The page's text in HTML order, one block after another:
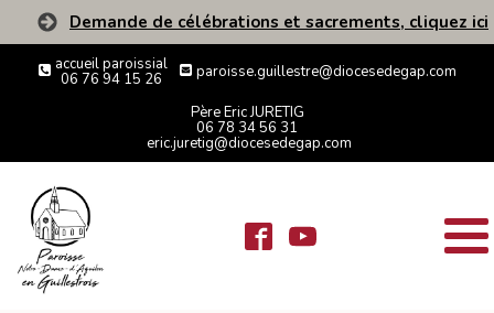
Demande de célébrations et sacrements, cliquez ici
accueil paroissial
06 76 94 15 26 paroisse.guillestre@diocesedegap.com
Père Eric JURETIG
06 78 34 56 31
eric.juretig@diocesedegap.com